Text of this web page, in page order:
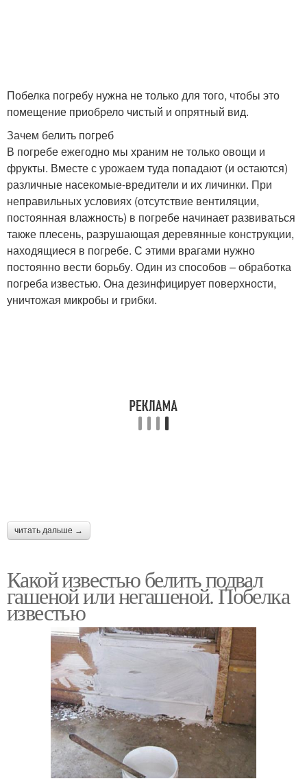
Побелка погребу нужна не только для того, чтобы это
помещение приобрело чистый и опрятный вид.
Зачем белить погреб
В погребе ежегодно мы храним не только овощи и
фрукты. Вместе с урожаем туда попадают (и остаются)
различные насекомые-вредители и их личинки. При
неправильных условиях (отсутствие вентиляции,
постоянная влажность) в погребе начинает развиваться
также плесень, разрушающая деревянные конструкции,
находящиеся в погребе. С этими врагами нужно
постоянно вести борьбу. Один из способов – обработка
погреба известью. Она дезинфицирует поверхности,
уничтожая микробы и грибки.
читать дальше →
Какой известью белить подвал
гашеной или негашеной. Побелка
известью